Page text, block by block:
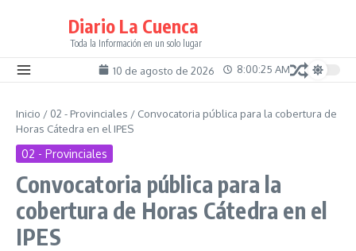
Diario La Cuenca
Toda la Información en un solo lugar
10 de agosto de 2026 8:00:25 AM
Inicio / 02 - Provinciales / Convocatoria pública para la cobertura de
Horas Cátedra en el IPES
02 - Provinciales
Convocatoria pública para la
cobertura de Horas Cátedra en el
IPES